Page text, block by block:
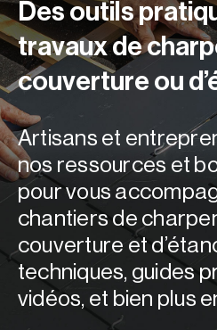
Des outils
travaux de
couverture ou
Artisans et
nos ressources et
pour vous
chantiers de
couverture et
techniques, guides
vidéos, et bien plus